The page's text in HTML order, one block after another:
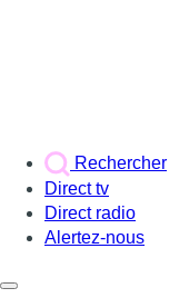
Rechercher
Direct tv
Direct radio
Alertez-nous